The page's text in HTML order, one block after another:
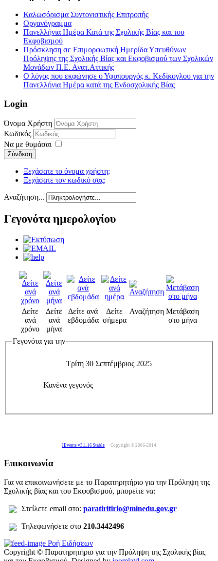
Καλωσόρισμα Συντονιστικής Επιτροπής
Οργανόγραμμα
Πανελλήνια Ημέρα Κατά της Σχολικής Βίας και του
Εκφοβισμού
Πρόσκληση σε Επιμορφωτική Ημερίδα Υπευθύνων
Πρόληψης της Σχολικής Βίας και Εκφοβισμού των Σχολικών
Μονάδων Π.Ε. Ανατ.Αττικής
Ο λόγος που εκφώνησε ο Υφυπουργός κ. Κεδίκογλου για την
Πανελλήνια Ημέρα κατά της Ενδοσχολικής Βίας
Login
Όνομα Χρήστη
Κωδικός
Να με θυμάσαι
Σύνδεση
Ξεχάσατε το όνομα χρήστη;
Ξεχάσατε τον κωδικό σας;
Αναζήτηση...
Γεγονότα ημερολογίου
Δείτε
ανά
χρόνο
Δείτε
ανά
μήνα
Δείτε ανά
εβδομάδα
Δείτε
σήμερα
Αναζήτηση Μετάβαση
στο μήνα
Γεγονότα για την
Τρίτη 30 Σεπτέμβριος 2025
Κανένα γεγονός
JEvents v3.1.16 Stable Copyright © 2006-2014
Επικοινωνία
Για να επικοινωνήσετε με το Παρατηρητήριο για την Πρόληψη της
Σχολικής βίας και του Εκφοβισμού, μπορείτε να:
Στείλετε email στο: paratiritirio@minedu.gov.gr
Τηλεφωνήσετε στο 210.3442496
Ροή Ειδήσεων
Copyright © Παρατηρητήριο για την Πρόληψη της Σχολικής βίας